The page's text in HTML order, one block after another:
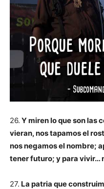
26. Y miren lo que son las
vieran, nos tapamos el
nos negamos el nombre;
tener futuro; y para vivir…
27. La patria que